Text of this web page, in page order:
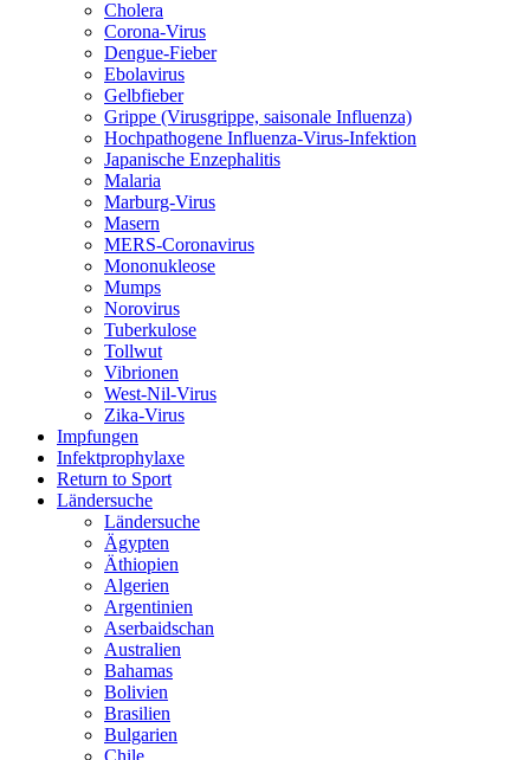
Cholera
Corona-Virus
Dengue-Fieber
Ebolavirus
Gelbfieber
Grippe (Virusgrippe, saisonale Influenza)
Hochpathogene Influenza-Virus-Infektion
Japanische Enzephalitis
Malaria
Marburg-Virus
Masern
MERS-Coronavirus
Mononukleose
Mumps
Norovirus
Tuberkulose
Tollwut
Vibrionen
West-Nil-Virus
Zika-Virus
Impfungen
Infektprophylaxe
Return to Sport
Ländersuche
Ländersuche
Ägypten
Äthiopien
Algerien
Argentinien
Aserbaidschan
Australien
Bahamas
Bolivien
Brasilien
Bulgarien
Chile